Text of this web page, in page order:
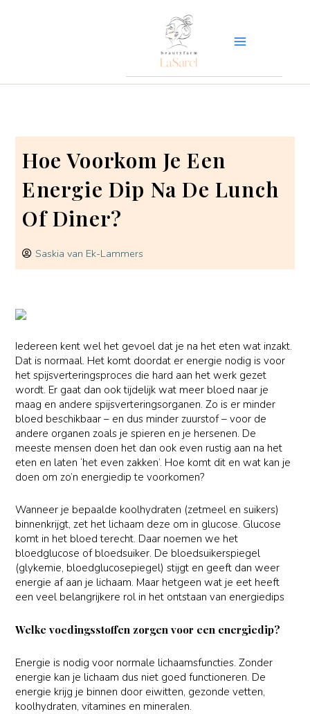
Hoe Voorkom Je Een
Energie Dip Na De Lunch
Of Diner?
Saskia van Ek-Lammers
Iedereen kent wel het gevoel dat je na het eten wat inzakt.
Dat is normaal. Het komt doordat er energie nodig is voor
het spijsverteringsproces die hard aan het werk gezet
wordt. Er gaat dan ook tijdelijk wat meer bloed naar je
maag en andere spijsverteringsorganen. Zo is er minder
bloed beschikbaar – en dus minder zuurstof – voor de
andere organen zoals je spieren en je hersenen. De
meeste mensen doen het dan ook even rustig aan na het
eten en laten ‘het even zakken’. Hoe komt dit en wat kan je
doen om zo’n energiedip te voorkomen?
Wanneer je bepaalde koolhydraten (zetmeel en suikers)
binnenkrijgt, zet het lichaam deze om in glucose. Glucose
komt in het bloed terecht. Daar noemen we het
bloedglucose of bloedsuiker. De bloedsuikerspiegel
(glykemie, bloedglucosepiegel) stijgt en geeft dan weer
energie af aan je lichaam. Maar hetgeen wat je eet heeft
een veel belangrijkere rol in het ontstaan van energiedips
Welke voedingsstoffen zorgen voor een energiedip?
Energie is nodig voor normale lichaamsfuncties. Zonder
energie kan je lichaam dus niet goed functioneren. De
energie krijg je binnen door eiwitten, gezonde vetten,
koolhydraten, vitamines en mineralen.